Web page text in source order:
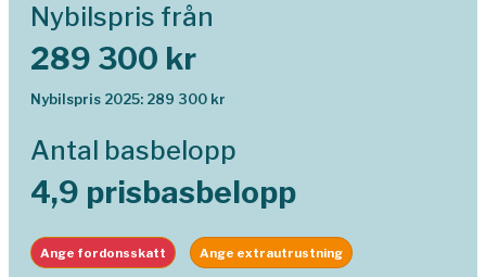
Nybilspris från
289 300 kr
Nybilspris 2025: 289 300 kr
Antal basbelopp
4,9 prisbasbelopp
Ange fordonsskatt Ange extrautrustning